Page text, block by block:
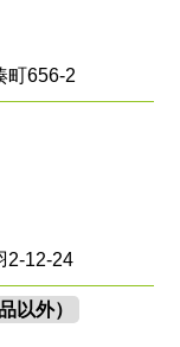
町656-2
2-12-24
以外）